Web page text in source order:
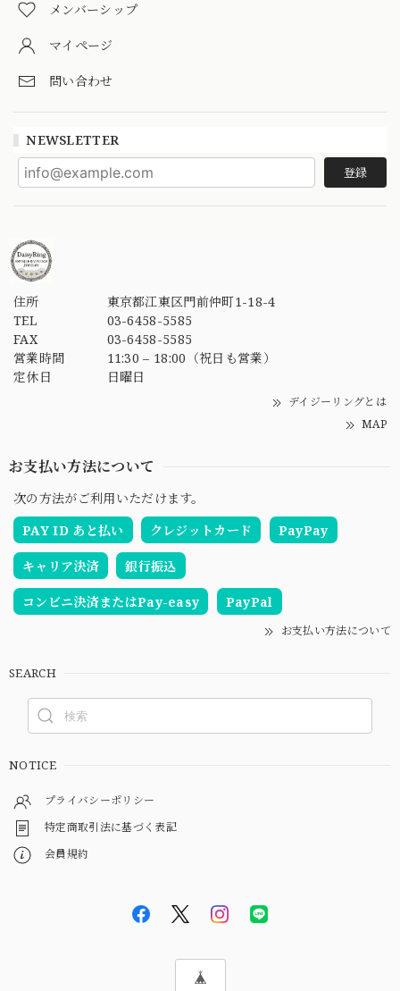
メンバーシップ
マイページ
問い合わせ
NEWSLETTER
登録
住所
東京都江東区門前仲町1-18-4
TEL
03-6458-5585
FAX
03-6458-5585
営業時間
11:30 – 18:00（祝日も営業）
定休日
日曜日
デイジーリングとは
MAP
お支払い方法について
次の方法がご利用いただけます。
PAY ID あと払い
クレジットカード PayPay
キャリア決済 銀行振込
コンビニ決済またはPay-easy PayPal
お支払い方法について
SEARCH
NOTICE
プライバシーポリシー
特定商取引法に基づく表記
会員規約